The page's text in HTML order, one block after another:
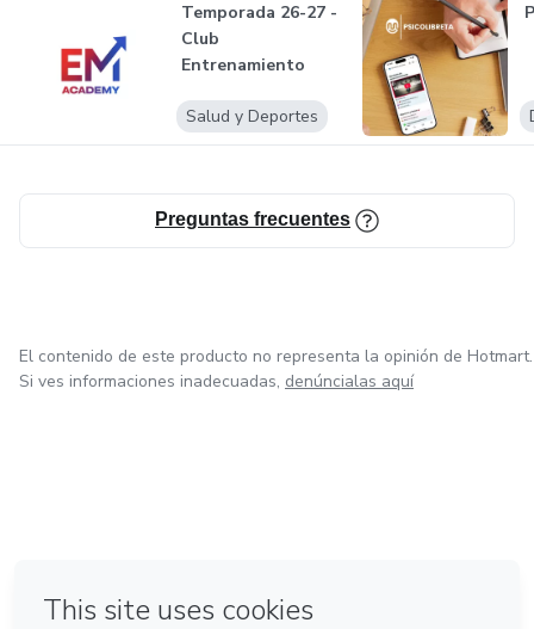
Temporada 26-27 -
Club
Entrenamiento
Salud y Deportes
Preguntas frecuentes
El contenido de este producto no representa la opinión de Hotmart.
Si ves informaciones inadecuadas, denúncialas aquí
Hecho con❤ en Ciudad de México